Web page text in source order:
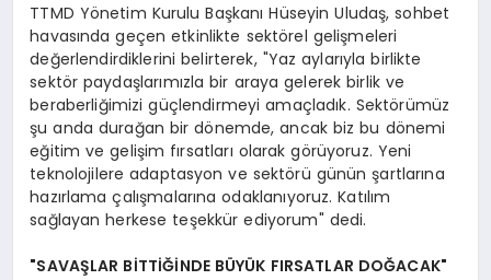
TTMD Yönetim Kurulu Başkanı Hüseyin Uludaş, sohbet
havasında geçen etkinlikte sektörel gelişmeleri
değerlendirdiklerini belirterek, "Yaz aylarıyla birlikte
sektör paydaşlarımızla bir araya gelerek birlik ve
beraberliğimizi güçlendirmeyi amaçladık. Sektörümüz
şu anda durağan bir dönemde, ancak biz bu dönemi
eğitim ve gelişim fırsatları olarak görüyoruz. Yeni
teknolojilere adaptasyon ve sektörü günün şartlarına
hazırlama çalışmalarına odaklanıyoruz. Katılım
sağlayan herkese teşekkür ediyorum" dedi.
"SAVAŞLAR BİTTİĞİNDE BÜYÜK FIRSATLAR DOĞACAK"